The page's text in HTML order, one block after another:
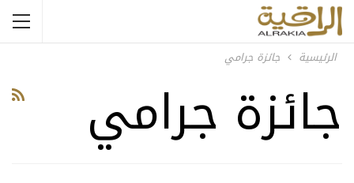
الرئيسية جائزة جرامي
جائزة جرامي